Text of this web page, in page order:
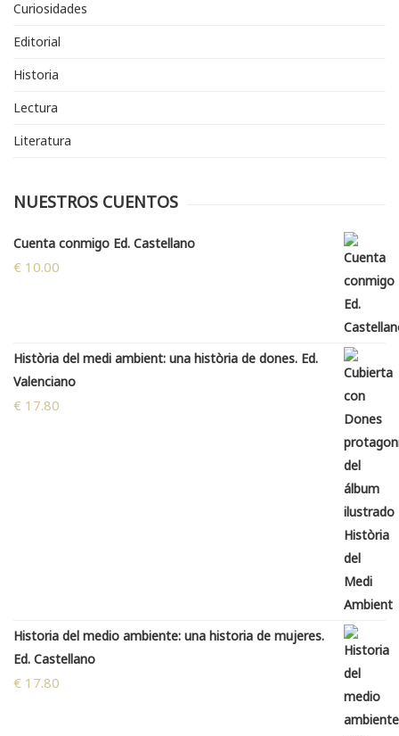
Curiosidades
Editorial
Historia
Lectura
Literatura
NUESTROS CUENTOS
Cuenta conmigo Ed. Castellano
€ 10.00
Història del medi ambient: una història de dones. Ed.
Valenciano
€ 17.80
Historia del medio ambiente: una historia de mujeres.
Ed. Castellano
€ 17.80